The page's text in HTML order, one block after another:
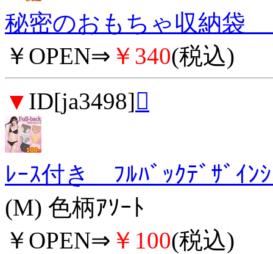
秘密のおもちゃ収納袋
￥OPEN⇒ ￥340(税込)
▼ ID[ja3498]
ﾚｰｽ付き ﾌﾙﾊﾞｯｸﾃﾞｻﾞｲ
(M) 色柄ｱｿｰﾄ
￥OPEN⇒ ￥100(税込)